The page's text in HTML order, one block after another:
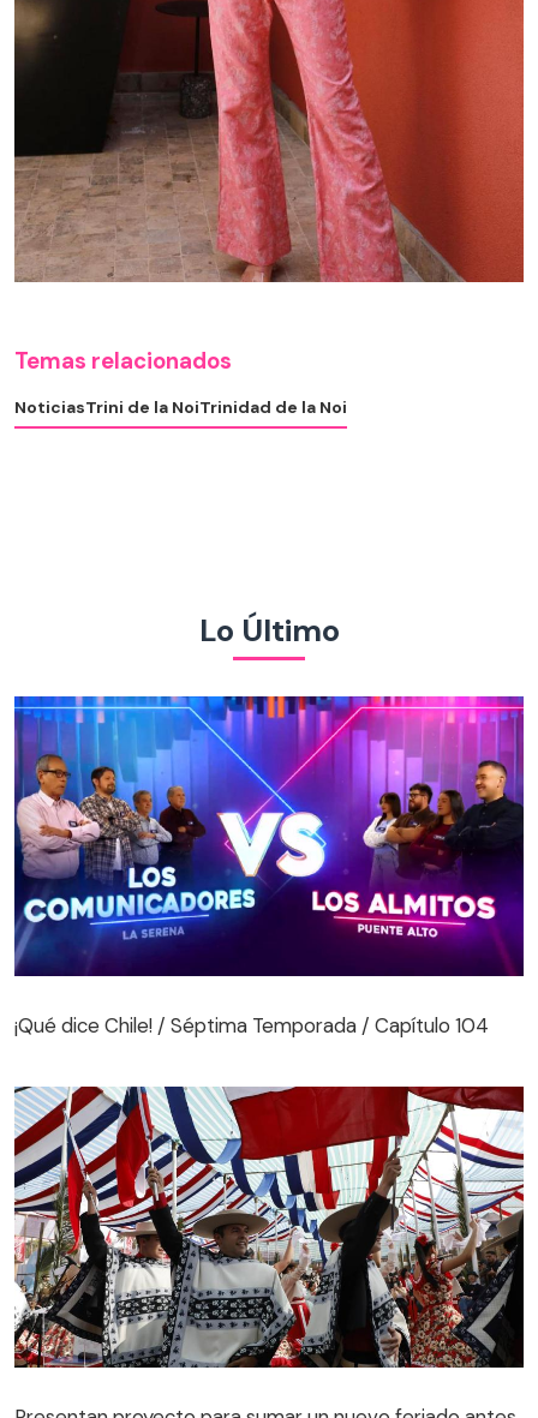
Temas relacionados
NoticiasTrini de la NoiTrinidad de la Noi
Lo Último
¡Qué dice Chile! / Séptima Temporada / Capítulo 104